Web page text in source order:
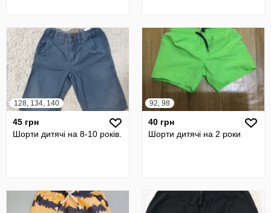
128, 134, 140
45 грн
Шорти дитячі на 8-10 років.
92, 98
40 грн
Шорти дитячі на 2 роки